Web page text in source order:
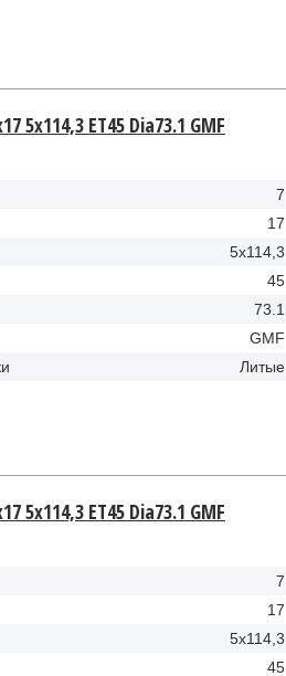
5x114,3 ET45 Dia73.1 GMF
7
17
5x114,3
45
73.1
GMF
Литые
5x114,3 ET45 Dia73.1 GMF
7
17
5x114,3
45